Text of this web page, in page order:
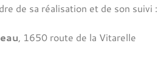
de sa réalisation et de son suivi :
, 1650 route de la Vitarelle